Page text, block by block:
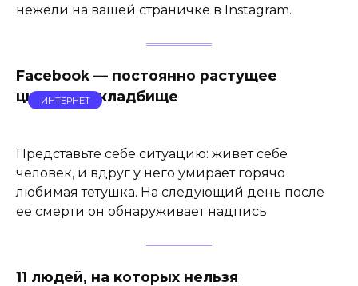
нежели на вашей страничке в Instagram.
Facebook — постоянно растущее
цифровое кладбище
ИНТЕРНЕТ
Представьте себе ситуацию: живет себе
человек, и вдруг у него умирает горячо
любимая тетушка. На следующий день после
ее смерти он обнаруживает надпись
11 людей, на которых нельзя